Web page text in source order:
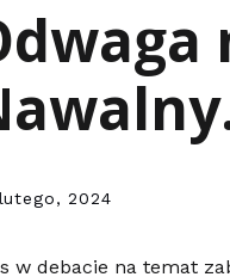
2024
w debacie na temat